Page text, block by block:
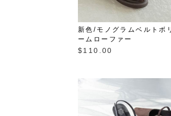
新色/モノグラムベルトボ
ームローファー
$‌110.00